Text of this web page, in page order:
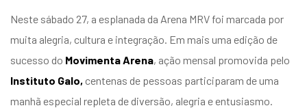
Neste sábado 27, a esplanada da Arena MRV foi marcada por
muita alegria, cultura e integração. Em mais uma edição de
sucesso do Movimenta Arena, ação mensal promovida pelo
Instituto Galo, centenas de pessoas participaram de uma
manhã especial repleta de diversão, alegria e entusiasmo.